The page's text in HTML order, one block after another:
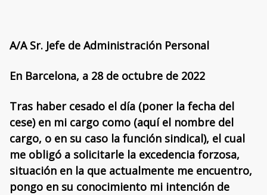
A/A Sr. Jefe de Administración Personal
En Barcelona, a 28 de octubre de 2022
Tras haber cesado el día (poner la fecha del
cese) en mi cargo como (aquí el nombre del
cargo, o en su caso la función sindical), el cual
me obligó a solicitarle la excedencia forzosa,
situación en la que actualmente me encuentro,
pongo en su conocimiento mi intención de